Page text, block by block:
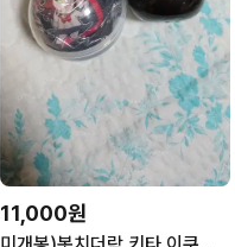
11,000원